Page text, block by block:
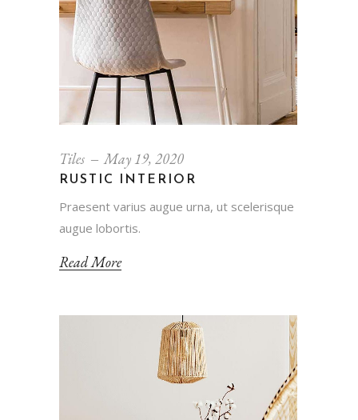
Tiles May 19, 2020
RUSTIC INTERIOR
Praesent varius augue urna, ut scelerisque
augue lobortis.
Read More